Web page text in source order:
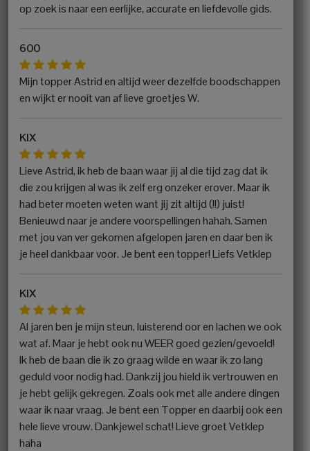
op zoek is naar een eerlijke, accurate en liefdevolle gids.
600
Mijn topper Astrid en altijd weer dezelfde boodschappen
en wijkt er nooit van af lieve groetjes W.
KIX
Lieve Astrid, ik heb de baan waar jij al die tijd zag dat ik
die zou krijgen al was ik zelf erg onzeker erover. Maar ik
had beter moeten weten want jij zit altijd (!!) juist!
Benieuwd naar je andere voorspellingen hahah. Samen
met jou van ver gekomen afgelopen jaren en daar ben ik
je heel dankbaar voor. Je bent een topper! Liefs Vetklep
KIX
Al jaren ben je mijn steun, luisterend oor en lachen we ook
wat af. Maar je hebt ook nu WEER goed gezien/gevoeld!
Ik heb de baan die ik zo graag wilde en waar ik zo lang
geduld voor nodig had. Dankzij jou hield ik vertrouwen en
je hebt gelijk gekregen. Zoals ook met alle andere dingen
waar ik naar vraag. Je bent een Topper en daarbij ook een
hele lieve vrouw. Dankjewel schat! Lieve groet Vetklep
haha